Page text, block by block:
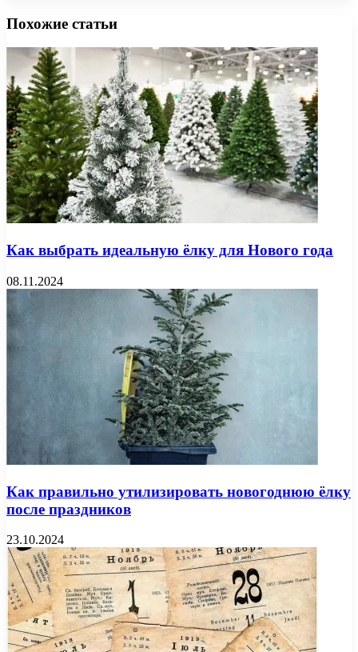
Похожие статьи
Как выбрать идеальную ёлку для Нового года
08.11.2024
Как правильно утилизировать новогоднюю ёлку
после праздников
23.10.2024